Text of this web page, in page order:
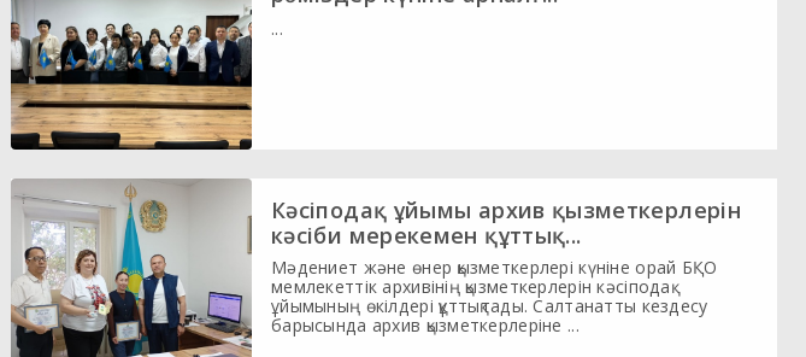
...
Кәсіподақ ұйымы архив қызметкерлерін
кәсіби мерекемен құттық...
Мәдениет және өнер қызметкерлері күніне орай БҚО
мемлекеттік архивінің қызметкерлерін кәсіподақ
ұйымының өкілдері құттықтады. Салтанатты кездесу
барысында архив қызметкерлеріне ...